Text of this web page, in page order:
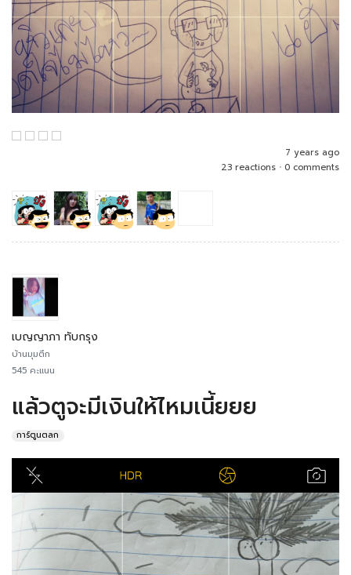
7 years ago
23 reactions • 0 comments
เบญญาภา ทับกรุง
บ้านมุมตึก
545 คะแนน
แล้วตูจะมีเงินให้ไหมเนี้ยยย
การ์ตูนตลก